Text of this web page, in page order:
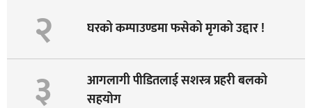
२ घरको कम्पाउण्डमा फसेको मृगको उद्दार !
३
आगलागी पीडितलाई सशस्त्र प्रहरी बलको
सहयोग